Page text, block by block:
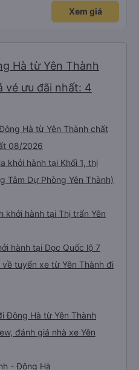
Xem giá
Hà từ Yên Thành
vé ưu đãi nhất: 4
Hà từ Yên Thành chất
08/2026
khởi hành tại Khối 1, thị
Tâm Dự Phòng Yên Thành)
khởi hành tại Thị trấn Yên
hành tại Dọc Quốc lộ 7
tuyến xe từ Yên Thành đi
Đông Hà từ Yên Thành
đánh giá nhà xe Yên
- Đông Hà